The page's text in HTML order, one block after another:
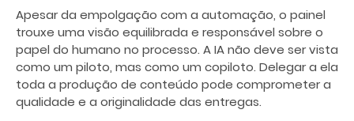
Apesar da empolgação com a automação, o painel
trouxe uma visão equilibrada e responsável sobre o
papel do humano no processo. A IA não deve ser vista
como um piloto, mas como um copiloto. Delegar a ela
toda a produção de conteúdo pode comprometer a
qualidade e a originalidade das entregas.